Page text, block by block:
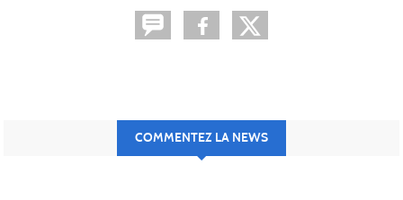
COMMENTEZ LA NEWS